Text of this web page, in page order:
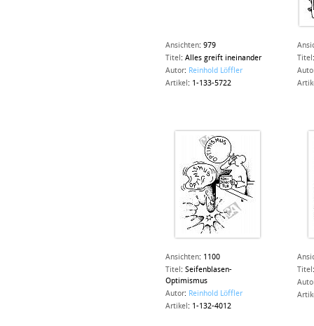
Ansichten: 979
Titel : Alles greift ineinander
Autor: Reinhold Löffler
Artikel : 1-133-5722
Titel
Ansichten: 1100
Titel : Seifenblasen-
Optimismus
Autor: Reinhold Löffler
Artikel : 1-132-4012
Titel